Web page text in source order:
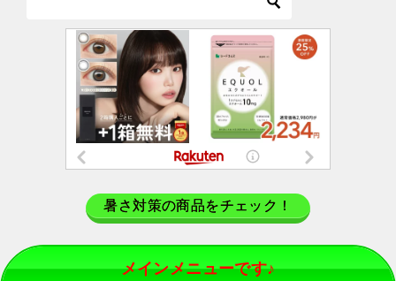
暑さ対策の商品をチェック！
メインメニューです♪